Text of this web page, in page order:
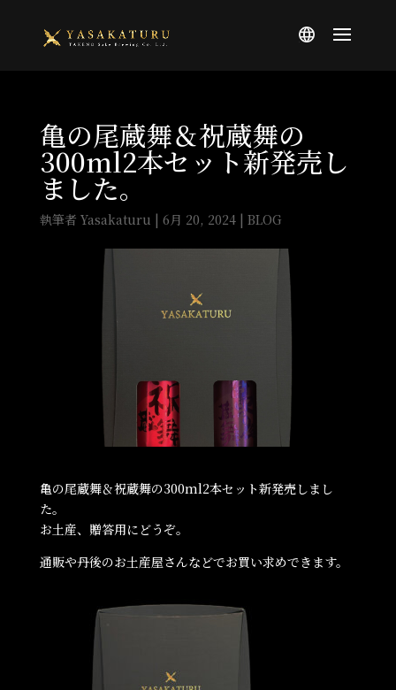
亀の尾蔵舞＆祝蔵舞の
300ml2本セット新発売し
ました。
執筆者 Yasakaturu | 6月 20, 2024| BLOG
亀の尾蔵舞＆祝蔵舞の300ml2本セット新発売しまし
た。
お土産、贈答用にどうぞ。
通販や丹後のお土産屋さんなどでお買い求めできます。